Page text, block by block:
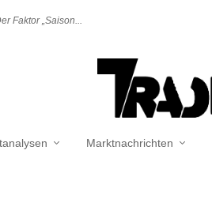
Faktor „Saison...
Marktnachrichten